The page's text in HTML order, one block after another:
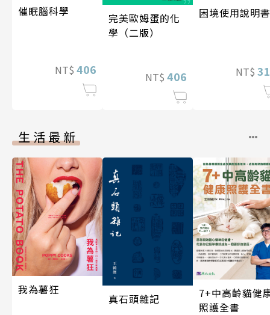
催眠腦科學
NT$ 406
完美歐姆蛋的化
學（二版）
NT$ 406
困境使用說明書
NT$
生活最新
我為薯狂
真石頭雜記
7+中高齡貓健
照護全書